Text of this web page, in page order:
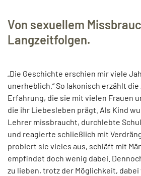
Von sexuellem
Langzeitfolgen.
„Die Geschichte erschien mir viele
unerheblich.“ So lakonisch erzählt
Erfahrung, die sie mit vielen Frauen
die ihr Liebesleben prägt. Als Kind
Lehrer missbraucht, durchlebte
und reagierte schließlich mit
probiert sie vieles aus, schläft mit
empfindet doch wenig dabei.
zu lieben, trotz der Möglichkeit, dabei